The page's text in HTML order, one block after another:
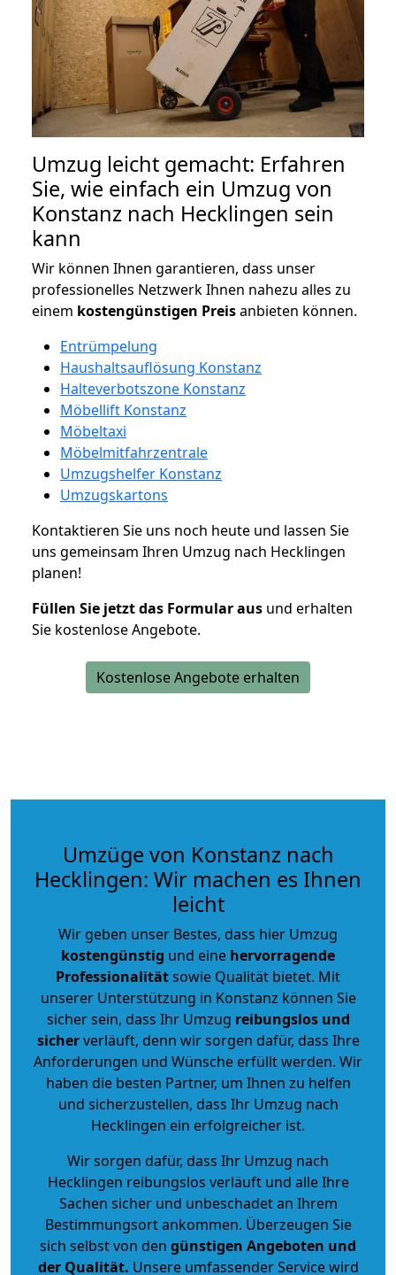
Umzug leicht gemacht: Erfahren
Sie, wie einfach ein Umzug von
Konstanz nach Hecklingen sein
kann
Wir können Ihnen garantieren, dass unser
professionelles Netzwerk Ihnen nahezu alles zu
einem kostengünstigen Preisanbieten können.
Entrümpelung
Haushaltsauflösung Konstanz
Halteverbotszone Konstanz
Möbellift Konstanz
Möbeltaxi
Möbelmitfahrzentrale
Umzugshelfer Konstanz
Umzugskartons
Kontaktieren Sie uns noch heute und lassen Sie
uns gemeinsam Ihren Umzug nach Hecklingen
planen!
Füllen Sie jetzt das Formular aus und erhalten
Sie kostenlose Angebote.
Kostenlose Angebote erhalten
Umzüge von Konstanz nach
Hecklingen: Wir machen es Ihnen
leicht
Wir geben unser Bestes, dass hier Umzug
kostengünstig und eine hervorragende
Professionalitätsowie Qualität bietet. Mit
unserer Unterstützung in Konstanz können Sie
sicher sein, dass Ihr Umzug reibungslos und
sicherverläuft, denn wir sorgen dafür, dass Ihre
Anforderungen und Wünsche erfüllt werden. Wir
haben die besten Partner, um Ihnen zu helfen
und sicherzustellen, dass Ihr Umzug nach
Hecklingen ein erfolgreicher ist.
Wir sorgen dafür, dass Ihr Umzug nach
Hecklingen reibungslos verläuft und alle Ihre
Sachen sicher und unbeschadet an Ihrem
Bestimmungsort ankommen. Überzeugen Sie
sich selbst von den günstigen Angeboten und
der Qualität. Unsere umfassender Service wird